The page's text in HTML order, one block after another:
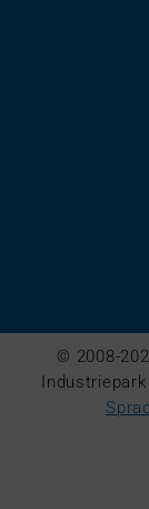
© 2008-